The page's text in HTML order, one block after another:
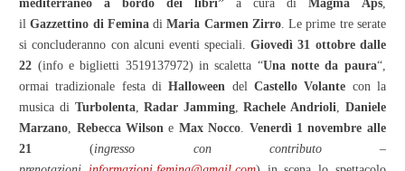
mediterraneo a bordo dei libri” a cura di Magma Aps,
ilGazzettino di FeminadiMaria Carmen Zirro. Le prime tre serate
si concluderanno con alcuni eventi speciali.Giovedì 31 ottobre dalle
22 (info e biglietti 3519137972) in scaletta “Una notte da paura“,
ormai tradizionale festa diHalloween del Castello Volante con la
musica di Turbolenta,Radar Jamming,Rachele Andrioli, Daniele
Marzano, Rebecca Wilson e Max Nocco. Venerdì 1 novembre alle
21 (ingresso con contributo –